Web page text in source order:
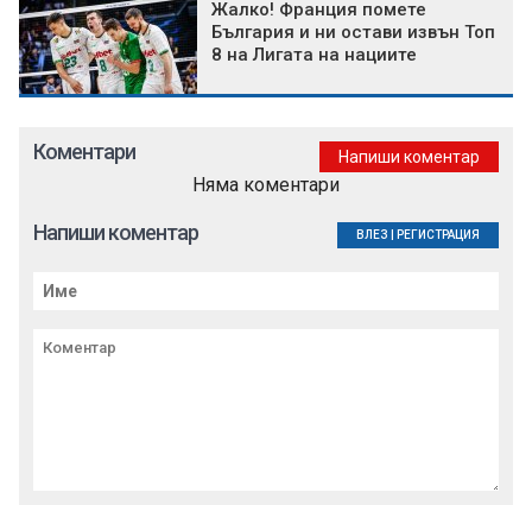
Жалко! Франция помете
България и ни остави извън Топ
8 на Лигата на нациите
Коментари Напиши коментар
Няма коментари
Напиши коментар ВЛЕЗ РЕГИСТРАЦИЯ